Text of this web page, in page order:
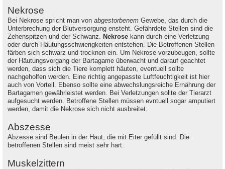
Nekrose
Bei Nekrose spricht man von abgestorbenem Gewebe, das durch die
Unterbrechung der Blutversorgung ensteht. Gefährdete Stellen sind die
Zehenspitzen und der Schwanz. Nekrose kann durch eine Verletzung
oder durch Häutungsschwierigkeiten entstehen. Die Betroffenen Stellen
färben sich schwarz und trocknen ein. Um Nekrose vorzubeugen, sollte
der Häutungsvorgang der Bartagame überwacht und darauf geachtet
werden, dass sich die Tiere komplett häuten, eventuell sollte
nachgeholfen werden. Eine richtig angepasste Luftfeuchtigkeit ist hier
auch von Vorteil. Ebenso sollte eine abwechslungsreiche Ernährung der
Bartagamen gewährleistet werden. Bei Verletzungen sollte der Tierarzt
aufgesucht werden. Betroffene Stellen müssen evntuell sogar amputiert
werden, damit die Nekrose sich nicht ausbreitet.
Abszesse
Abzesse sind Beulen in der Haut, die mit Eiter gefüllt sind. Die
betroffenen Stellen sind meist sehr hart.
Muskelzittern